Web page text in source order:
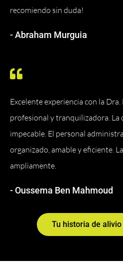
recomiendo sin duda!
- Abraham Murguia
Excelente experiencia con la
profesional y tranquilizadora. La
impecable. El personal
organizado, amable y eficiente.
ampliamente.
- Oussema Ben Mahmoud
Tu historia de